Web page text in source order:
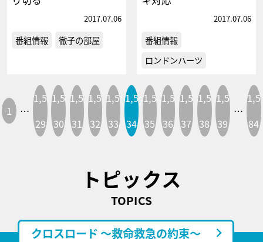
2017.07.06
番組情報 徹子の部屋
2017.07.06
番組情報
ロンドンハーツ
1 …
1,5
29
1,5
30
1,5
31
1,5
32
1,5
33
1,5
34
1,5
35
1,5
36
1,5
37
1,5
38
1,5
39
…
1,5
84
トピックス
TOPICS
クロスロード ～救命救急の約束～